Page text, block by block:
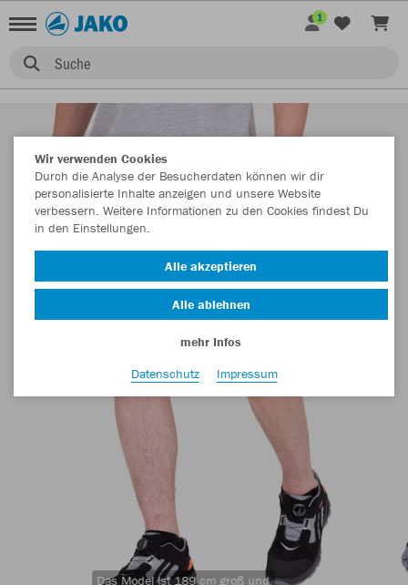
Suche
1
Das Model ist 189 cm groß und
Wir verwenden Cookies
Durch die Analyse der Besucherdaten können wir dir
personalisierte Inhalte anzeigen und unsere Website
verbessern. Weitere Informationen zu den Cookies findest Du
in den Einstellungen.
Alle akzeptieren
Alle ablehnen
mehr Infos
Datenschutz
Impressum